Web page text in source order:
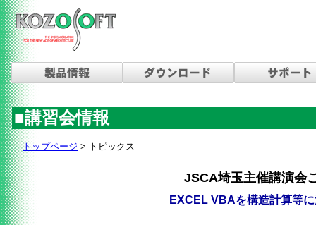
■講習会情報
トップページ > トピックス
JSCA埼玉主催講演会
EXCEL VBAを構造計算等